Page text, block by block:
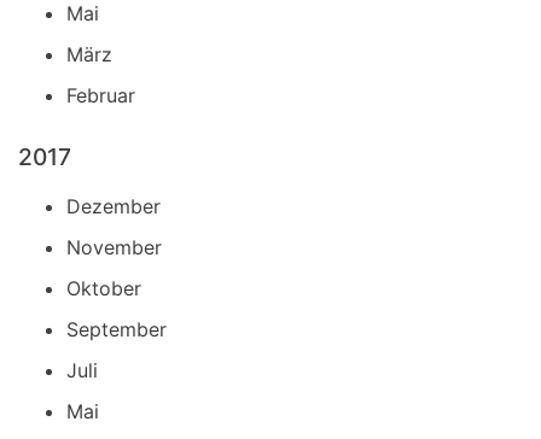
Mai
März
Februar
2017
Dezember
November
Oktober
September
Juli
Mai